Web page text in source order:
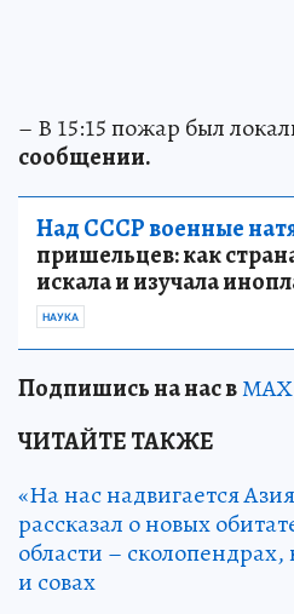
– В 15:15 пожар был
сообщении.
Над СССР военные
пришельцев: как
искала и изучала
НАУКА
Подпишись на нас вМАХ
ЧИТАЙТЕ ТАКЖЕ
«На нас надвигается
рассказал о новых
области – сколопендрах,
и совах